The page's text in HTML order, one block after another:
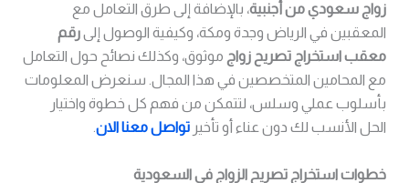
زواج سعودي من أجنبية، بالإضافة إلى طرق التعامل مع
المعقبين في الرياض وجدة ومكة، وكيفية الوصول إلىرقم
معقب استخراج تصريح زواج موثوق، وكذلك نصائح حول التعامل
مع المحامين المتخصصين في هذا المجال. سنعرض المعلومات
بأسلوب عملي وسلس، لتتمكن من فهم كل خطوة واختيار
الحل الأنسب لك دون عناء أو تأخير تواصل معنا الان.
خطوات استخراج تصريح الزواج في السعودية